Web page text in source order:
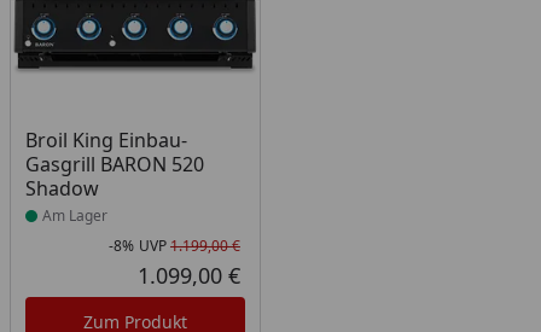
Broil King Einbau-
Gasgrill BARON 520
Shadow
Produkt am Lager
Am Lager
Rabatt in Prozent
-8%
Ursprünglicher Preis
UVP1.199,00 €
Aktueller Preis
1.099,00 €
Zum Produkt